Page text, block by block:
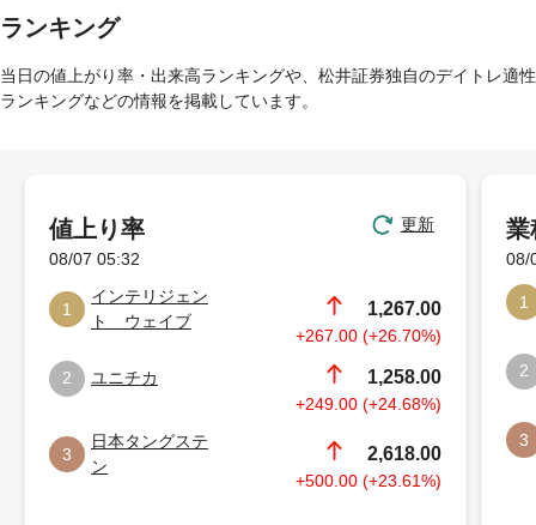
ランキング
当日の値上がり率・出来高ランキングや、松井証券独自のデイトレ適性
ランキングなどの情報を掲載しています。